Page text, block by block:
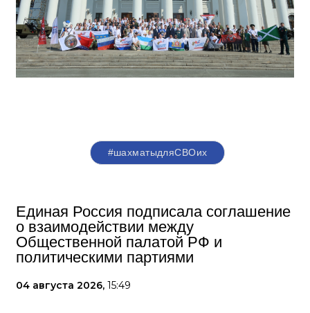
#шахматыдляСВОих
Единая Россия подписала соглашение
о взаимодействии между
Общественной палатой РФ и
политическими партиями
04 августа 2026, 15:49